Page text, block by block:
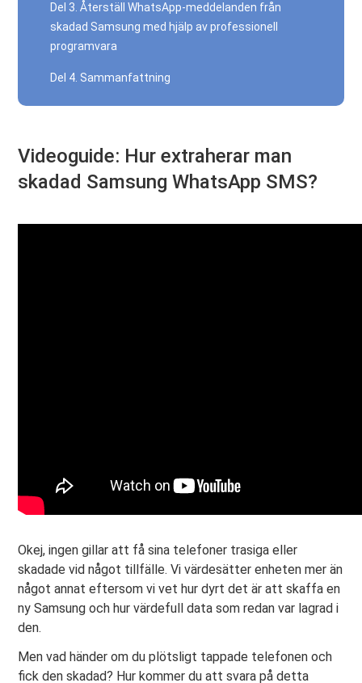
Del 3. Återställ WhatsApp-meddelanden från
skadad Samsung med hjälp av professionell
programvara
Del 4. Sammanfattning
Videoguide: Hur extraherar man
skadad Samsung WhatsApp SMS?
Okej, ingen gillar att få sina telefoner trasiga eller
skadade vid något tillfälle. Vi värdesätter enheten mer än
något annat eftersom vi vet hur dyrt det är att skaffa en
ny Samsung och hur värdefull data som redan var lagrad i
den.
Men vad händer om du plötsligt tappade telefonen och
fick den skadad? Hur kommer du att svara på detta